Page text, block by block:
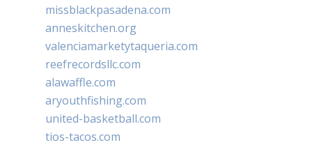
missblackpasadena.com
anneskitchen.org
valenciamarketytaqueria.com
reefrecordsllc.com
alawaffle.com
aryouthfishing.com
united-basketball.com
tios-tacos.com